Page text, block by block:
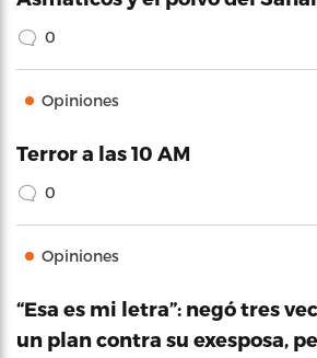
0
Opiniones
Terror a las 10 AM
0
Opiniones
“Esa es mi letra”: negó tres
un plan contra su exesposa,